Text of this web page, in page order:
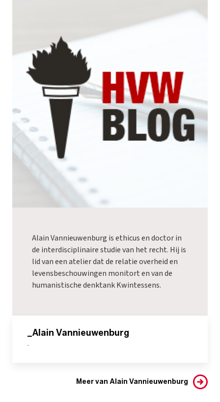
Alain Vannieuwenburg is ethicus en doctor in
de interdisciplinaire studie van het recht. Hij is
lid van een atelier dat de relatie overheid en
levensbeschouwingen monitort en van de
humanistische denktank Kwintessens.
_Alain Vannieuwenburg
-
Meer van Alain Vannieuwenburg